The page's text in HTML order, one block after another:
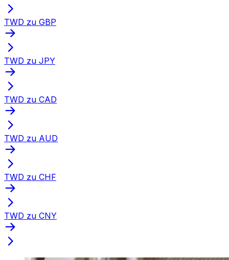
TWD zu GBP
TWD zu JPY
TWD zu CAD
TWD zu AUD
TWD zu CHF
TWD zu CNY